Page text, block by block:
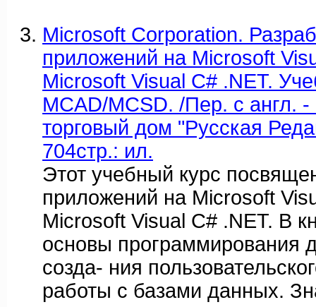
Microsoft Corporation.
приложений на Microsoft
Microsoft Visual C# .NET.
MCAD/MCSD. /Пер. с англ.
торговый дом "Русская
704стр.: ил.
Этот учебный курс
приложений на Microsoft
Microsoft Visual C# .NET. В
основы программирования
созда- ния
работы с базами данных.